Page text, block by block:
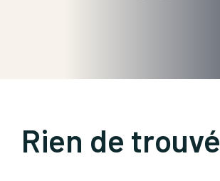
Rien de trouvé